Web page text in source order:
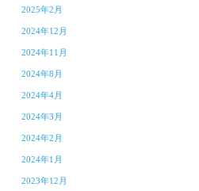
2025年2月
2024年12月
2024年11月
2024年8月
2024年4月
2024年3月
2024年2月
2024年1月
2023年12月